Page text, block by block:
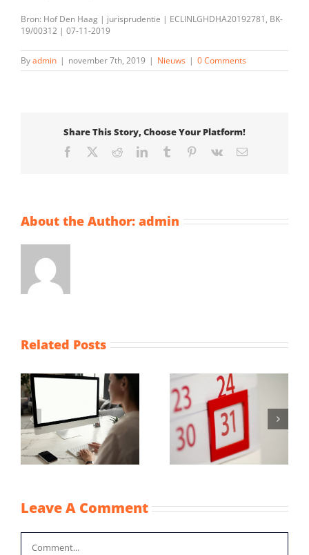
Bron: Hof Den Haag | jurisprudentie | ECLINLGHDHA20192781, BK-
19/00312 | 07-11-2019
Byadmin | november 7th, 2019 | Nieuws | 0 Comments
Share This Story, Choose Your Platform!
Facebook RedditLinkedInTumblr Pinterest
Vk Email
About the Author: admin
Related Posts
Vaststellingsaanvraag
NOW-1
Maximum
uurprijzen
2022
Leave A Comment